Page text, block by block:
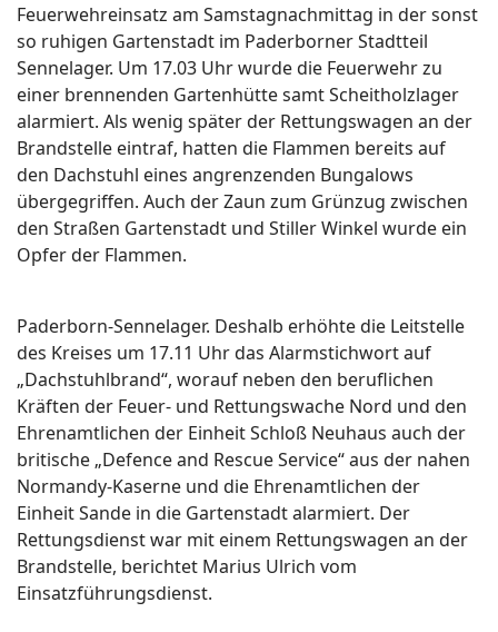
Feuerwehreinsatz am Samstagnachmittag in der sonst
so ruhigen Gartenstadt im Paderborner Stadtteil
Sennelager. Um 17.03 Uhr wurde die Feuerwehr zu
einer brennenden Gartenhütte samt Scheitholzlager
alarmiert. Als wenig später der Rettungswagen an der
Brandstelle eintraf, hatten die Flammen bereits auf
den Dachstuhl eines angrenzenden Bungalows
übergegriffen. Auch der Zaun zum Grünzug zwischen
den Straßen Gartenstadt und Stiller Winkel wurde ein
Opfer der Flammen.
Paderborn-Sennelager. Deshalb erhöhte die Leitstelle
des Kreises um 17.11 Uhr das Alarmstichwort auf
„Dachstuhlbrand“, worauf neben den beruflichen
Kräften der Feuer- und Rettungswache Nord und den
Ehrenamtlichen der Einheit Schloß Neuhaus auch der
britische „Defence and Rescue Service“ aus der nahen
Normandy-Kaserne und die Ehrenamtlichen der
Einheit Sande in die Gartenstadt alarmiert. Der
Rettungsdienst war mit einem Rettungswagen an der
Brandstelle, berichtet Marius Ulrich vom
Einsatzführungsdienst.